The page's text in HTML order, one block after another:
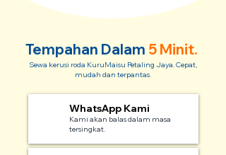
Tempahan Dalam 5 Minit.
Sewa kerusi roda KuruMaisu Petaling Jaya. Cepat,
mudah dan terpantas.
WhatsApp Kami
Kami akan balas dalam masa
tersingkat.